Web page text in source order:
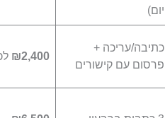
יום)
כתיבה/עריכה +
פרסום עם קישורים
₪2,400